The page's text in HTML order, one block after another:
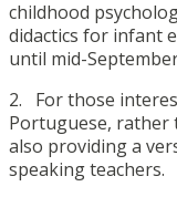
childhood
didactics for infant
until mid-
2. For those
Portuguese, rather
also providing a
speaking teachers.